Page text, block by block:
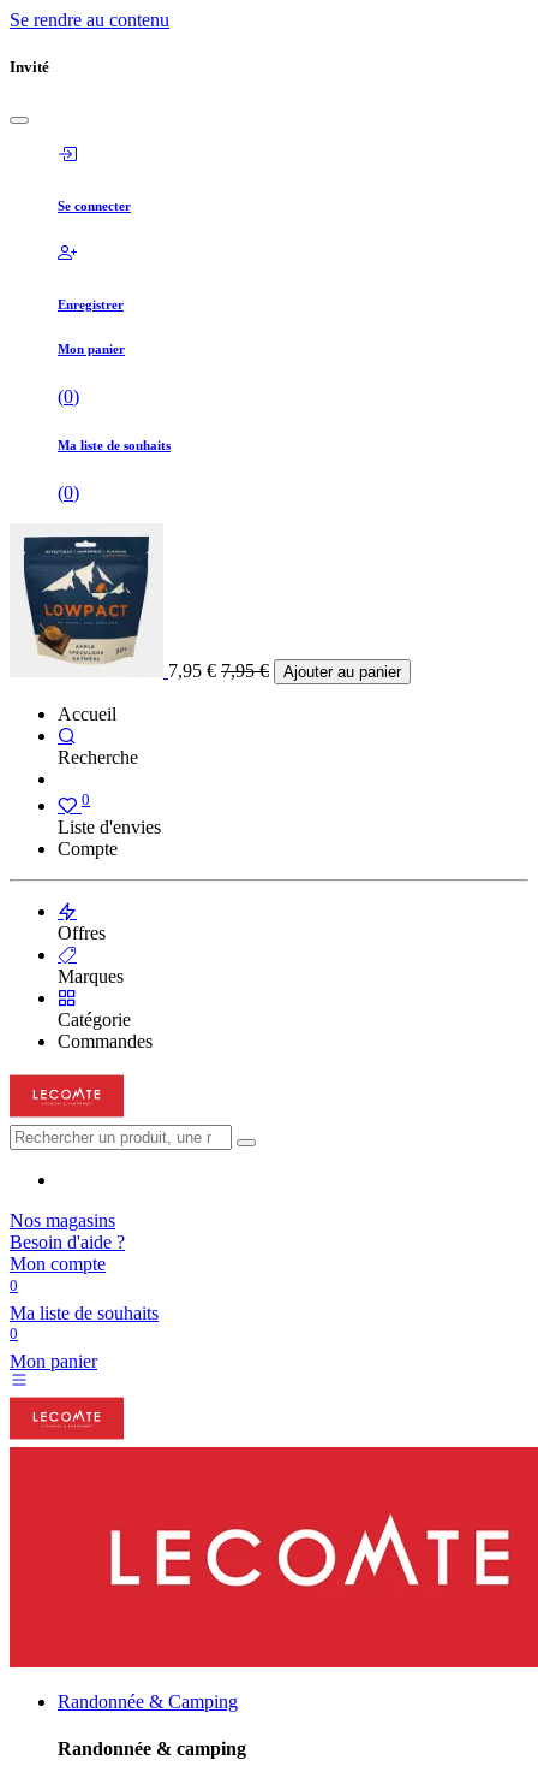
Se rendre au contenu
Invité
Se connecter
Enregistrer
Mon panier
(0)
Ma liste de souhaits
(0)
7,95 € 7,95€ Ajouter au panier
Accueil
Recherche
0
Liste d'envies
Compte
Offres
Marques
Catégorie
Commandes
Nos magasins
Besoin d'aide ?
Mon compte
0
Ma liste de souhaits
0
Mon panier
Randonnée & Camping
Randonnée & camping